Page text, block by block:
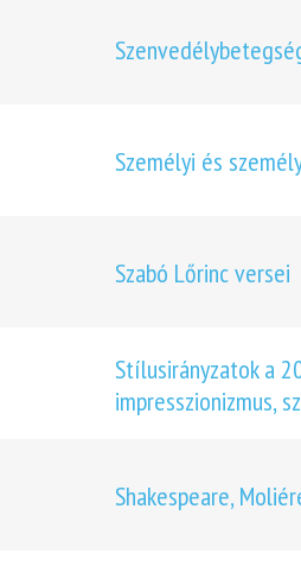
Személyi és
Szabó Lőrinc versei
Stílusirányzatok a
impresszionizmus,
Shakespeare,